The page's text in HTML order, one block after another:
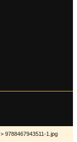
> 9788467943511-1.jpg